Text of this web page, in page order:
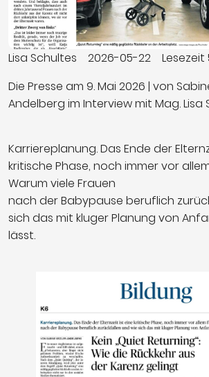
Lisa Schultes 2026-05-22
Lesezeit
Die Presse am 9. Mai 2026 | von
Andelberg im Interview mit Mag. Lisa
Karriereplanung. Das Ende der
kritische Phase, noch immer vor
Warum viele Frauen
nach der Babypause beruflich
sich das mit kluger Planung von
lässt.